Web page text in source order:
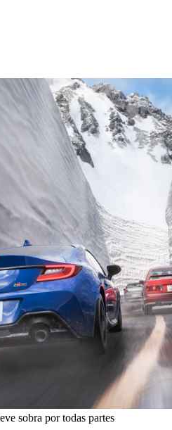
sobra por todas partes